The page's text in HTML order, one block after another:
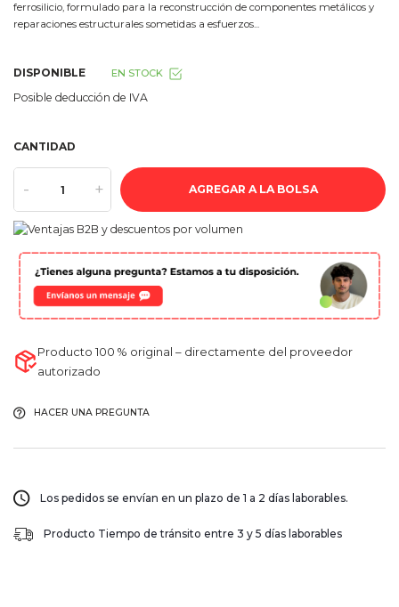
ferrosilicio, formulado para la reconstrucción de componentes metálicos y
reparaciones estructurales sometidas a esfuerzos...
DISPONIBLE EN STOCK
Posible deducción de IVA
CANTIDAD
- + AGREGAR A LA BOLSA
Producto 100 % original – directamente del proveedor
autorizado
HACER UNA PREGUNTA
Los pedidos se envían en un plazo de 1 a 2 días laborables.
Producto Tiempo de tránsito entre 3 y 5 días laborables